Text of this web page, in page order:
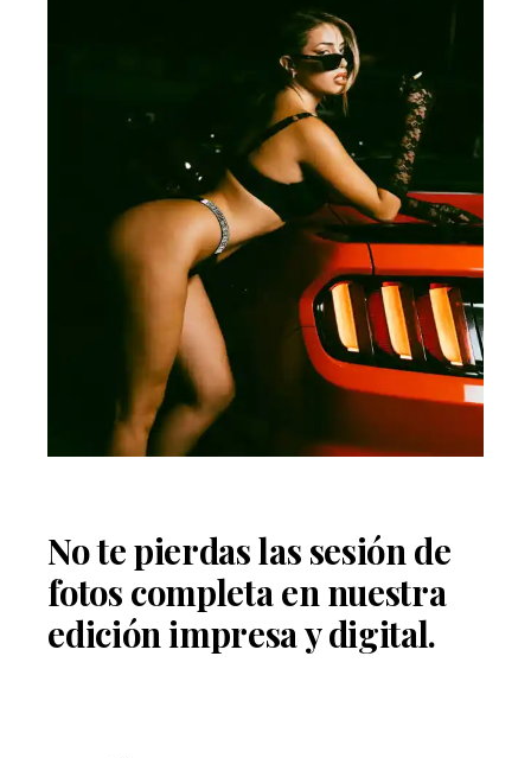
No te pierdas las sesión de
fotos completa en nuestra
edición impresa y digital.